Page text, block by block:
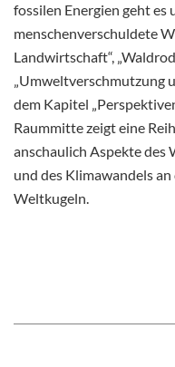
fossilen Energien geht es
menschenverschuldete
Landwirtschaft“,
„Umweltverschmutzung
dem Kapitel
Raummitte zeigt eine
anschaulich Aspekte des
und des Klimawandels
Weltkugeln.